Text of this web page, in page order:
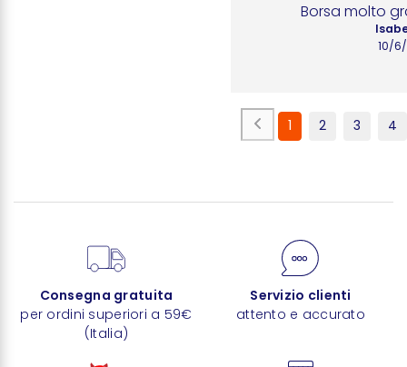
Borsa molto
10/
1 2 3 4
Consegna gratuita
per ordini superiori a 59€
(Italia)
Servizio clienti
attento e accurato